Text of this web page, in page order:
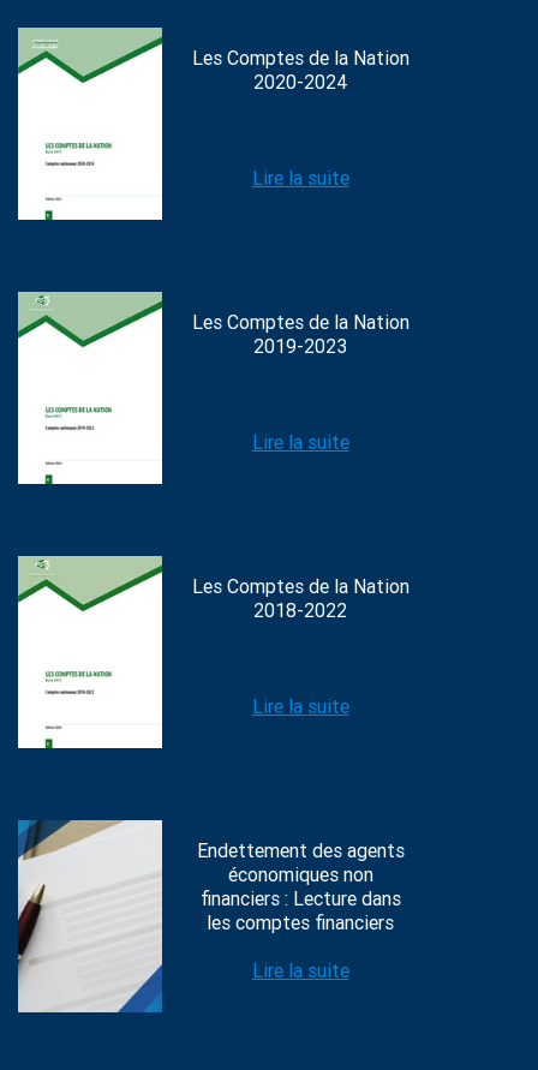
Les Comptes de la Nation
2020-2024
Lire la suite
Les Comptes de la Nation
2019-2023
Lire la suite
Les Comptes de la Nation
2018-2022
Lire la suite
Endettement des agents
économiques non
financiers : Lecture dans
les comptes financiers
Lire la suite